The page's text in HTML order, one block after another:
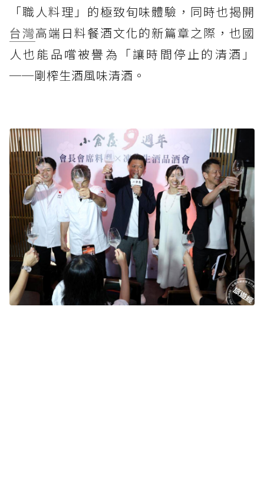
「職人料理」的極致旬味體驗，同時也揭開
台灣高端日料餐酒文化的新篇章之際，也國
人也能品嚐被譽為「讓時間停止的清酒」
──剛榨生酒風味清酒。